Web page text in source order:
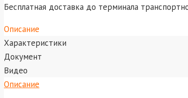
Бесплатная доставка до терминала
Описание
Характеристики
Документ
Видео
Описание